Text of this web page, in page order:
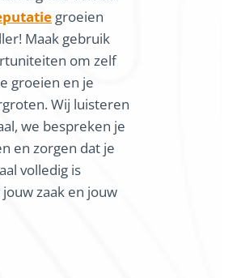
groeien
Maak gebruik
om zelf
groeien en je
Wij luisteren
we bespreken je
en zorgen dat je
volledig is
zaak en jouw